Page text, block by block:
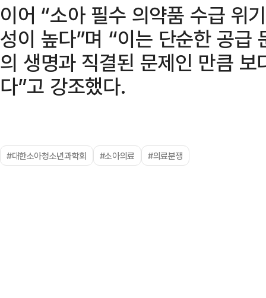
이어 “소아 필수 의약품 수급 위
성이 높다”며 “이는 단순한 공급
의 생명과 직결된 문제인 만큼
다”고 강조했다.
#대한소아청소년과학회 #소아의료 #의료분쟁